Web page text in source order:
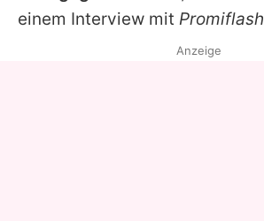
einem Interview mit Promiflash
Anzeige